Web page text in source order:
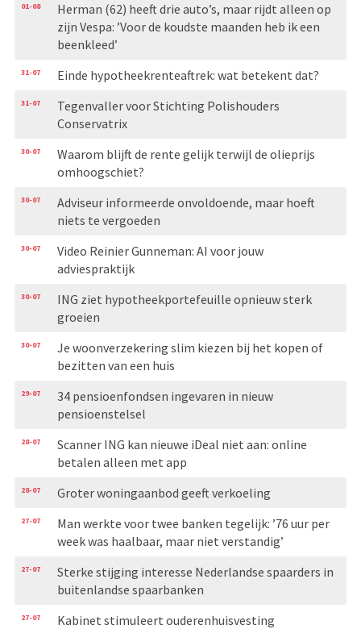
01-08
Herman (62) heeft drie auto’s, maar rijdt alleen op
zijn Vespa: ’Voor de koudste maanden heb ik een
beenkleed’
31-07 Einde hypotheekrenteaftrek: wat betekent dat?
31-07
Tegenvaller voor Stichting Polishouders
Conservatrix
30-07
Waarom blijft de rente gelijk terwijl de olieprijs
omhoogschiet?
30-07
Adviseur informeerde onvoldoende, maar hoeft
niets te vergoeden
30-07
Video Reinier Gunneman: AI voor jouw
adviespraktijk
30-07
ING ziet hypotheekportefeuille opnieuw sterk
groeien
30-07
Je woonverzekering slim kiezen bij het kopen of
bezitten van een huis
29-07
34 pensioenfondsen ingevaren in nieuw
pensioenstelsel
28-07
Scanner ING kan nieuwe iDeal niet aan: online
betalen alleen met app
28-07 Groter woningaanbod geeft verkoeling
27-07
Man werkte voor twee banken tegelijk: ’76 uur per
week was haalbaar, maar niet verstandig’
27-07
Sterke stijging interesse Nederlandse spaarders in
buitenlandse spaarbanken
27-07 Kabinet stimuleert ouderenhuisvesting